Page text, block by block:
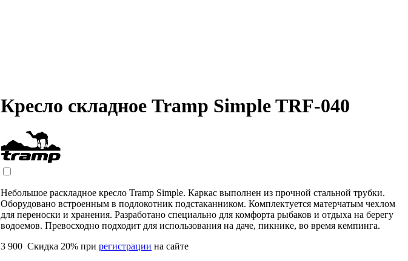
Кресло складное Tramp Simple TRF-040
Небольшое раскладное кресло Tramp Simple. Каркас выполнен из прочной стальной трубки.
Оборудовано встроенным в подлокотник подстаканником. Комплектуется матерчатым чехлом
для переноски и хранения. Разработано специально для комфорта рыбаков и отдыха на берегу
водоемов. Превосходно подходит для использования на даче, пикнике, во время кемпинга.
3 900 Скидка 20% при регистрации на сайте